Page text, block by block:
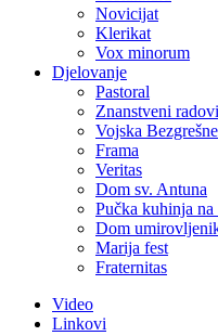
Novicijat
Klerikat
Vox minorum
Djelovanje
Pastoral
Znanstveni radovi
Vojska Bezgrešne
Frama
Veritas
Dom sv. Antuna
Pučka kuhinja
Dom
Marija fest
Fraternitas
Video
Linkovi